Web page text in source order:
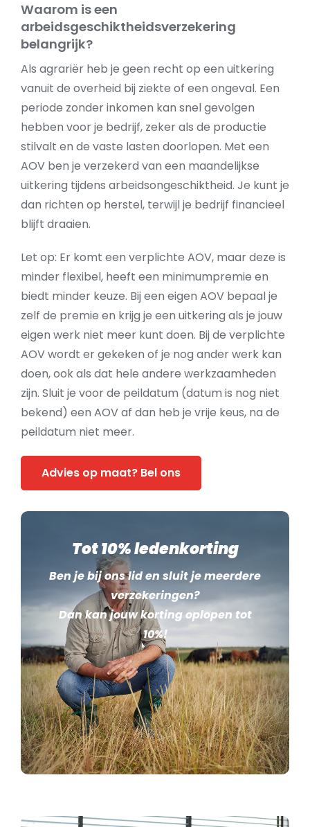
Waarom is een
arbeidsgeschiktheidsverzekering
belangrijk?
Als agrariër heb je geen recht op een uitkering
vanuit de overheid bij ziekte of een ongeval. Een
periode zonder inkomen kan snel gevolgen
hebben voor je bedrijf, zeker als de productie
stilvalt en de vaste lasten doorlopen. Met een
AOV ben je verzekerd van een maandelijkse
uitkering tijdens arbeidsongeschiktheid. Je kunt je
dan richten op herstel, terwijl je bedrijf financieel
blijft draaien.
Let op: Er komt een verplichte AOV, maar deze is
minder flexibel, heeft een minimumpremie en
biedt minder keuze. Bij een eigen AOV bepaal je
zelf de premie en krijg je een uitkering als je jouw
eigen werk niet meer kunt doen. Bij de verplichte
AOV wordt er gekeken of je nog ander werk kan
doen, ook als dat hele andere werkzaamheden
zijn. Sluit je voor de peildatum (datum is nog niet
bekend) een AOV af dan heb je vrije keus, na de
peildatum niet meer.
Advies op maat? Bel ons
Tot 10% ledenkorting
Ben je bij ons lid en sluit je meerdere
verzekeringen?
Dan kan jouw korting oplopen tot
10%!